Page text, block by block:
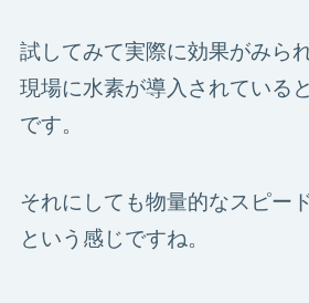
試してみて実際に効果がみら
現場に水素が導入されている
です。
それにしても物量的なスピー
という感じですね。